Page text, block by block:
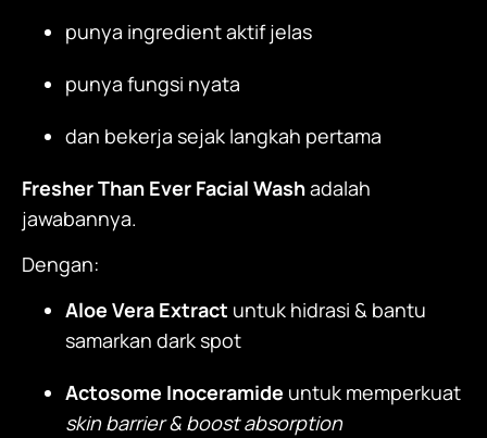
punya ingredient aktif jelas
punya fungsi nyata
dan bekerja sejak langkah pertama
Fresher Than Ever Facial Washadalah
jawabannya.
Dengan:
Aloe Vera Extract untuk hidrasi & bantu
samarkan dark spot
Actosome Inoceramide untuk memperkuat
skin barrier & boost absorption